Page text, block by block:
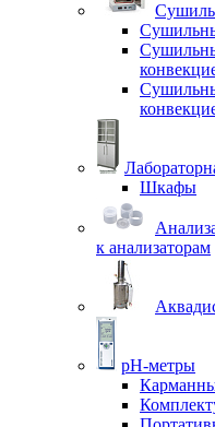
Шкафы
к анализаторам
pH-метры